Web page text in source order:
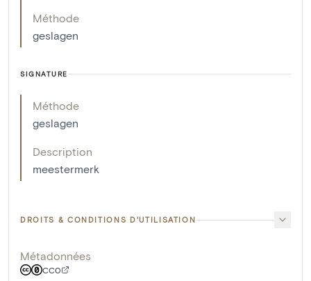
Méthode
geslagen
SIGNATURE
Méthode
geslagen
Description
meestermerk
DROITS & CONDITIONS D'UTILISATION
Métadonnées
CC0